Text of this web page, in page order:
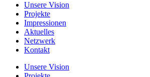
Unsere Vision
Projekte
Impressionen
Aktuelles
Netzwerk
Kontakt
Unsere Vision